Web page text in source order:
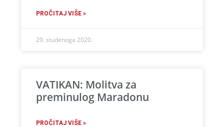
PROČITAJ VIŠE »
29. studenoga 2020.
VATIKAN: Molitva za
preminulog Maradonu
PROČITAJ VIŠE »